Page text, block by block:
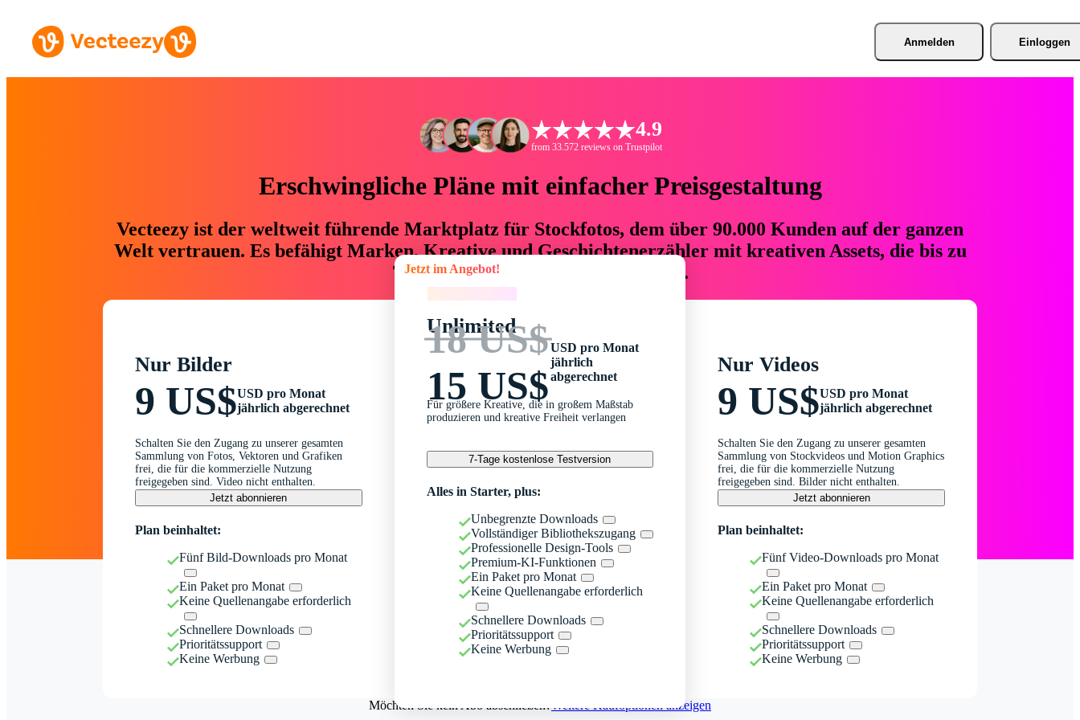
Anmelden Einloggen
4.9
from 33.572 reviews on Trustpilot
Erschwingliche Pläne mit einfacher Preisgestaltung
Vecteezy ist der weltweit führende Marktplatz für Stockfotos, dem über 90.000 Kunden auf der ganzen
Welt vertrauen. Es befähigt Marken, Kreative und Geschichtenerzähler mit kreativen Assets, die bis zu
76 % an Zeit und Budget einsparen.
Nur Bilder
9 US$USD pro Monat
jährlich abgerechnet
Schalten Sie den Zugang zu unserer gesamten
Sammlung von Fotos, Vektoren und Grafiken
frei, die für die kommerzielle Nutzung
freigegeben sind. Video nicht enthalten.
Jetzt abonnieren
Plan beinhaltet:
Fünf Bild-Downloads pro Monat
Ein Paket pro Monat
Keine Quellenangabe erforderlich
Schnellere Downloads
Prioritätssupport
Keine Werbung
Jetzt im Angebot!
Unlimited
18 US$
15 US$
USD pro Monat
jährlich
abgerechnet
Für größere Kreative, die in großem Maßstab
produzieren und kreative Freiheit verlangen
7-Tage kostenlose Testversion
Alles in Starter, plus:
Unbegrenzte Downloads
Vollständiger Bibliothekszugang
Professionelle Design-Tools
Premium-KI-Funktionen
Ein Paket pro Monat
Keine Quellenangabe erforderlich
Schnellere Downloads
Prioritätssupport
Keine Werbung
Nur Videos
9 US$USD pro Monat
jährlich abgerechnet
Schalten Sie den Zugang zu unserer gesamten
Sammlung von Stockvideos und Motion Graphics
frei, die für die kommerzielle Nutzung
freigegeben sind. Bilder nicht enthalten.
Jetzt abonnieren
Plan beinhaltet:
Fünf Video-Downloads pro Monat
Ein Paket pro Monat
Keine Quellenangabe erforderlich
Schnellere Downloads
Prioritätssupport
Keine Werbung
Möchten Sie kein Abo abschließen?Weitere Kaufoptionen anzeigen